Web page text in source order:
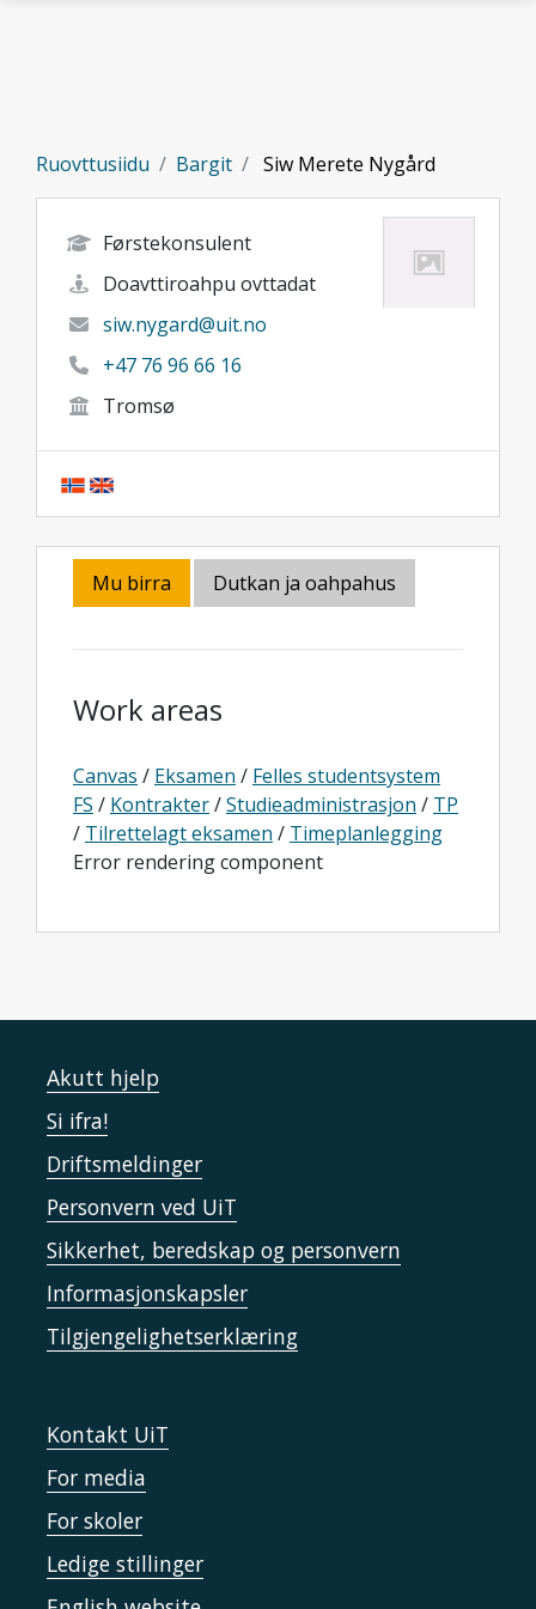
Ruovttusiidu Bargit Siw Merete Nygård
Førstekonsulent
Doavttiroahpu ovttadat
siw.nygard@uit.no
+47 76 96 66 16
Tromsø
Mu birra Dutkan ja oahpahus
Work areas
Canvas / Eksamen / Felles studentsystem
FS / Kontrakter/Studieadministrasjon / TP
/ Tilrettelagt eksamen / Timeplanlegging
Error rendering component
Akutt hjelp
Si ifra!
Driftsmeldinger
Personvern ved UiT
Sikkerhet, beredskap og personvern
Informasjonskapsler
Tilgjengelighetserklæring
Kontakt UiT
For media
For skoler
Ledige stillinger